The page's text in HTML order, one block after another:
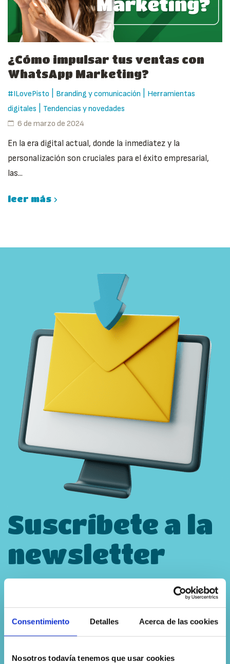
Consentimiento Detalles Acerca de las cookies
Nosotros todavía tenemos que usar cookies
¿Cómo impulsar tus ventas con
WhatsApp Marketing?
#ILovePisto Branding y comunicación
Herramientas
digitales
Tendencias y novedades
6 de marzo de 2024
En la era digital actual, donde la inmediatez y la
personalización son cruciales para el éxito empresarial,
las...
leer más
Suscríbete a la
newsletter
Recibe nuestro boletín PISTO
TODAY cada mes en tu correo